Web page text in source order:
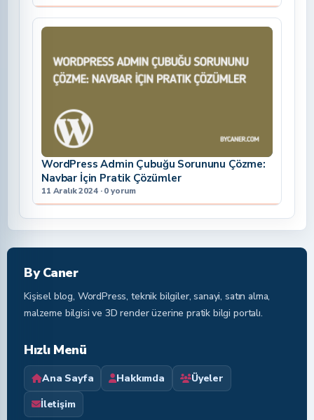
WordPress Admin Çubuğu Sorununu Çözme:
Navbar İçin Pratik Çözümler
11 Aralık 2024 · 0 yorum
By Caner
Kişisel blog, WordPress, teknik bilgiler, sanayi, satın alma,
malzeme bilgisi ve 3D render üzerine pratik bilgi portalı.
Hızlı Menü
Ana Sayfa Hakkımda
Üyeler
İletişim